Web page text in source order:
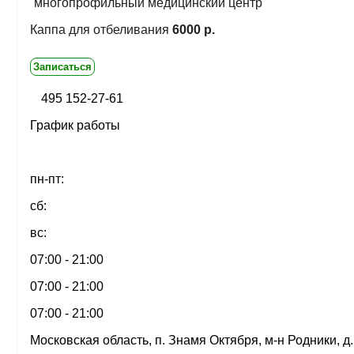
Каппа для отбеливания 6000 р.
Записаться
495 152-27-61
График работы
пн-пт:
сб:
вс:
07:00 - 21:00
07:00 - 21:00
07:00 - 21:00
Московская область, п. Знамя Октября, м-н Родники,